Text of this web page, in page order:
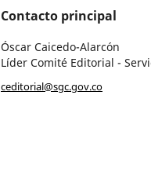
Contacto principal
Óscar Caicedo-Alarcón
Líder Comité Editorial -
ceditorial@sgc.gov.co